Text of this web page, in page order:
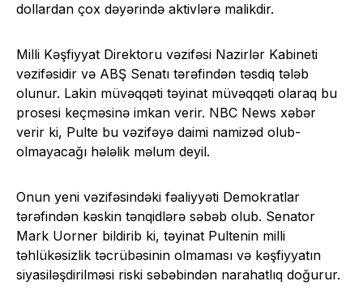
dollardan çox dəyərində aktivlərə malikdir.
Milli Kəşfiyyat Direktoru vəzifəsi Nazirlər Kabineti
vəzifəsidir və ABŞ Senatı tərəfindən təsdiq tələb
olunur. Lakin müvəqqəti təyinat müvəqqəti olaraq bu
prosesi keçməsinə imkan verir. NBC News xəbər
verir ki, Pulte bu vəzifəyə daimi namizəd olub-
olmayacağı hələlik məlum deyil.
Onun yeni vəzifəsindəki fəaliyyəti Demokratlar
tərəfindən kəskin tənqidlərə səbəb olub. Senator
Mark Uorner bildirib ki, təyinat Pultenin milli
təhlükəsizlik təcrübəsinin olmaması və kəşfiyyatın
siyasiləşdirilməsi riski səbəbindən narahatlıq doğurur.